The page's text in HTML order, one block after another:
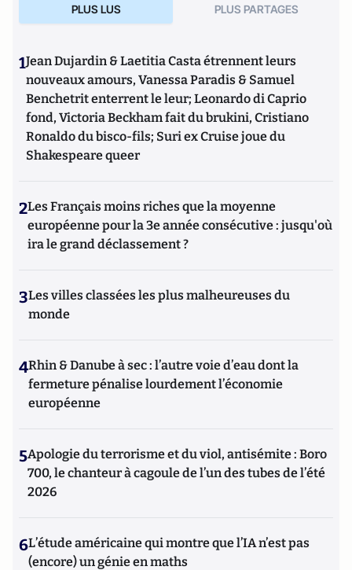
PLUS LUS PLUS PARTAGES
1Jean Dujardin & Laetitia Casta étrennent leurs
nouveaux amours, Vanessa Paradis & Samuel
Benchetrit enterrent le leur; Leonardo di Caprio
fond, Victoria Beckham fait du brukini, Cristiano
Ronaldo du bisco-fils; Suri ex Cruise joue du
Shakespeare queer
2Les Français moins riches que la moyenne
européenne pour la 3e année consécutive : jusqu'où
ira le grand déclassement ?
3Les villes classées les plus malheureuses du
monde
4Rhin & Danube à sec : l’autre voie d’eau dont la
fermeture pénalise lourdement l’économie
européenne
5Apologie du terrorisme et du viol, antisémite : Boro
700, le chanteur à cagoule de l’un des tubes de l’été
2026
6L’étude américaine qui montre que l’IA n’est pas
(encore) un génie en maths